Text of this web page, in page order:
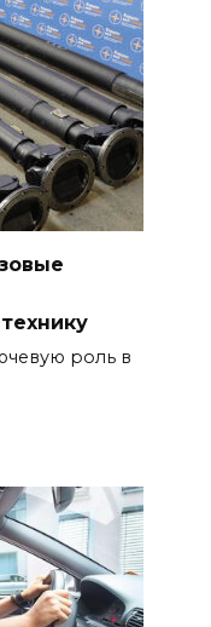
роль в